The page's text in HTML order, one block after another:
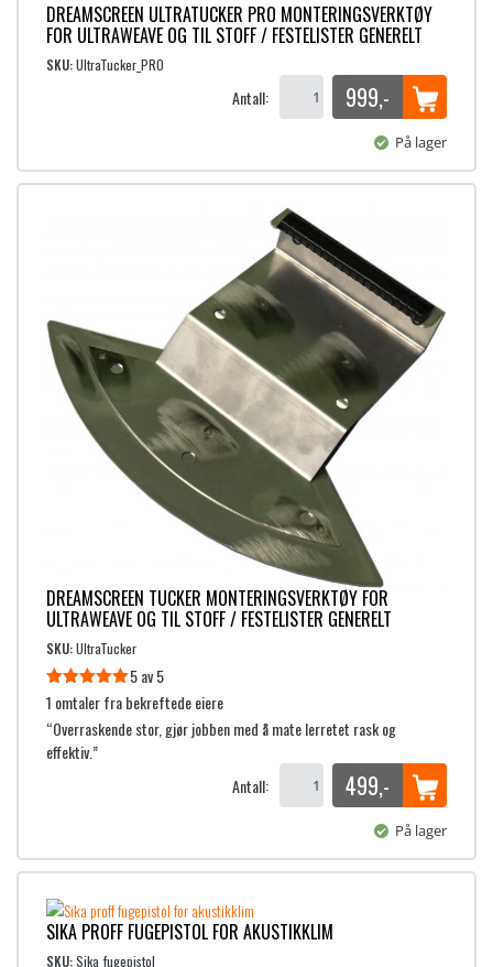
DREAMSCREEN ULTRATUCKER PRO MONTERINGSVERKTØY
FOR ULTRAWEAVE OG TIL STOFF / FESTELISTER GENERELT
SKU:UltraTucker_PRO
Antall: 999,-
På lager
DREAMSCREEN TUCKER MONTERINGSVERKTØY FOR
ULTRAWEAVE OG TIL STOFF / FESTELISTER GENERELT
SKU:UltraTucker
Vurdert 5
av 5
5 av 5
1 omtaler fra bekreftede eiere
“Overraskende stor, gjør jobben med å mate lerretet rask og
effektiv.”
Antall:
499,-
På lager
SIKA PROFF FUGEPISTOL FOR AKUSTIKKLIM
SKU:Sika_fugepistol